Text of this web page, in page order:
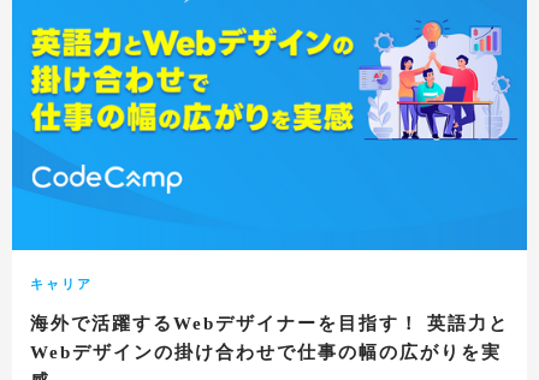
キャリア
海外で活躍するWebデザイナーを目指す！ 英語力と
Webデザインの掛け合わせで仕事の幅の広がりを実